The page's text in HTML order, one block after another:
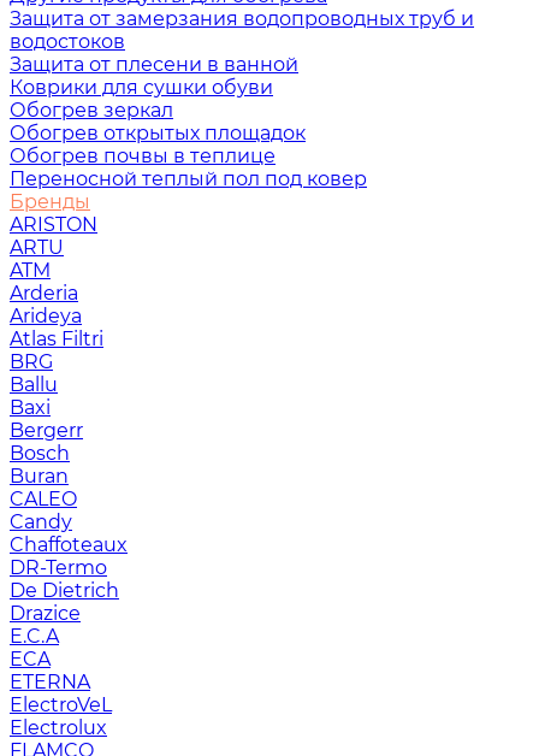
Защита от замерзания водопроводных труб и
водостоков
Защита от плесени в ванной
Коврики для сушки обуви
Обогрев зеркал
Обогрев открытых площадок
Обогрев почвы в теплице
Переносной теплый пол под ковер
Бренды
ARISTON
ARTU
ATM
Arderia
Arideya
Atlas Filtri
BRG
Ballu
Baxi
Bergerr
Bosch
Buran
CALEO
Candy
Chaffoteaux
DR-Termo
De Dietrich
Drazice
E.C.A
ECA
ETERNA
ElectroVeL
Electrolux
FLAMCO